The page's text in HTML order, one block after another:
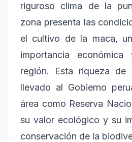
riguroso clima de la
zona presenta las
el cultivo de la maca,
importancia
región. Esta riqueza
llevado al Gobierno
área como Reserva
su valor ecológico y su
conservación de la